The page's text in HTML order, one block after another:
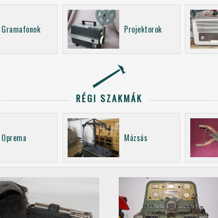
Gramafonok Projektorok
RÉGI SZAKMÁK
Oprema Mázsás